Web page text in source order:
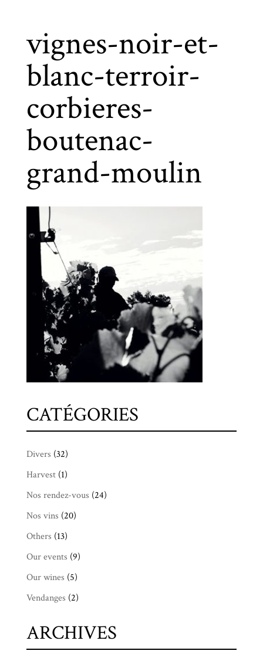
vignes-noir-et-
blanc-terroir-
corbieres-
boutenac-
grand-moulin
CATÉGORIES
Divers (32)
Harvest(1)
Nos rendez-vous (24)
Nos vins (20)
Others (13)
Our events (9)
Our wines (5)
Vendanges (2)
ARCHIVES